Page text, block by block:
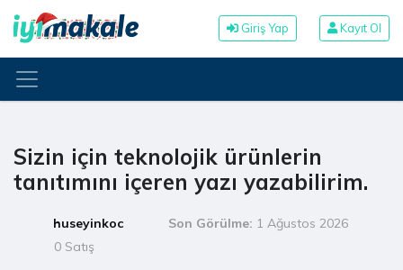
Giriş Yap Kayıt Ol
Sizin için teknolojik ürünlerin
tanıtımını içeren yazı yazabilirim.
huseyinkoc Son Görülme: 1 Ağustos 2026
0 Satış